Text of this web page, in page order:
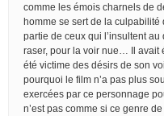
comme les émois charnels de
homme se sert de la culpabilité
partie de ceux qui l’insultent
raser, pour la voir nue… Il avait
été victime des désirs de son
pourquoi le film n’a pas plus
exercées par ce personnage
n’est pas comme si ce genre